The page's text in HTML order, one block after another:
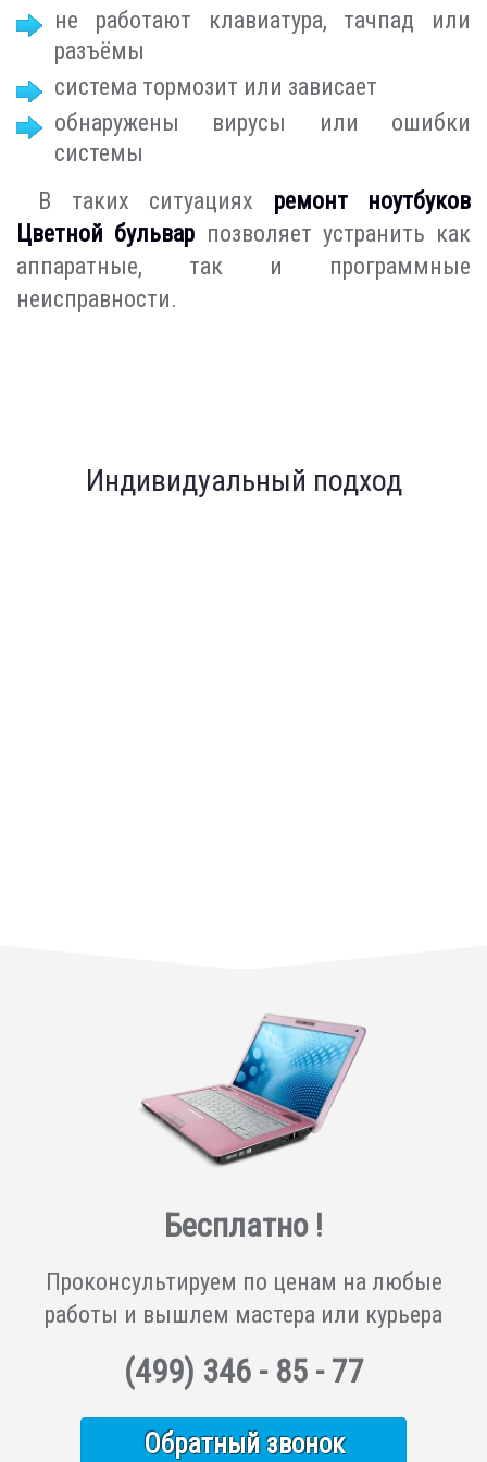
не работают клавиатура, тачпад или
разъёмы
система тормозит или зависает
обнаружены вирусы или ошибки
системы
В таких ситуациях ремонт ноутбуков
Цветной бульвар позволяет устранить как
аппаратные, так и программные
неисправности.
Бесплатно !
Проконсультируем по ценам на любые
работы и вышлем мастера или курьера
(499) 346 - 85 - 77
Обратный звонок